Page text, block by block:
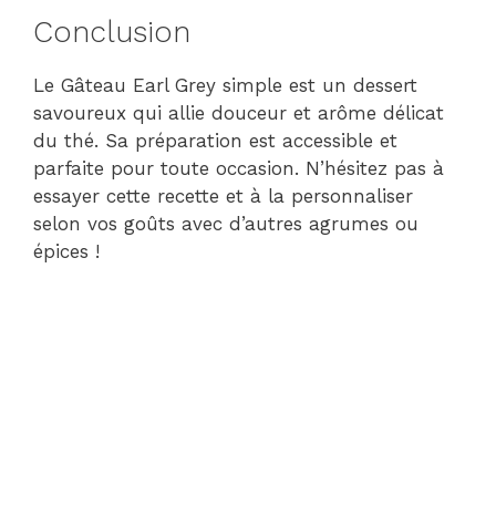
Conclusion
Le Gâteau Earl Grey simple est un dessert
savoureux qui allie douceur et arôme délicat
du thé. Sa préparation est accessible et
parfaite pour toute occasion. N’hésitez pas à
essayer cette recette et à la personnaliser
selon vos goûts avec d’autres agrumes ou
épices !